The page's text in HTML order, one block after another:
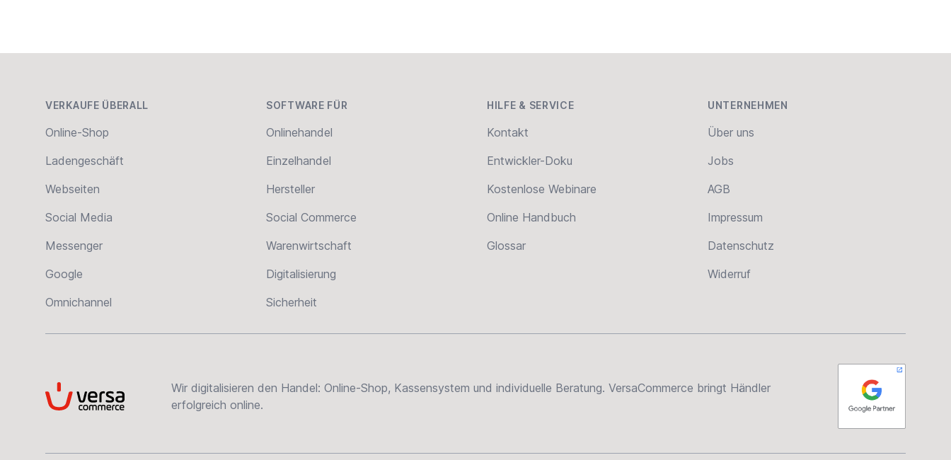
VERKAUFE ÜBERALL
Online-Shop
Ladengeschäft
Webseiten
Social Media
Messenger
Google
Omnichannel
SOFTWARE FÜR
Onlinehandel
Einzelhandel
Hersteller
Social Commerce
Warenwirtschaft
Digitalisierung
Sicherheit
HILFE & SERVICE
Kontakt
Entwickler-Doku
Kostenlose Webinare
Online Handbuch
Glossar
UNTERNEHMEN
Über uns
Jobs
AGB
Impressum
Datenschutz
Widerruf
VersaCommerce
Wir digitalisieren den Handel: Online-Shop, Kassensystem und individuelle Beratung. VersaCommerce bringt Händler
erfolgreich online.